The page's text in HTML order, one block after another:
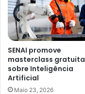
SENAI promove
masterclass gratuita
sobre Inteligência
Artificial
Maio 23, 2026